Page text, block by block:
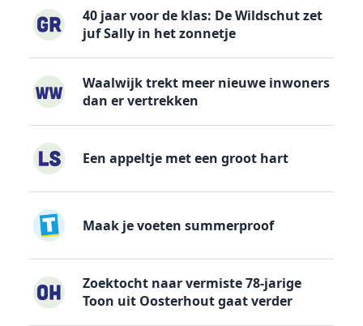
40 jaar voor de klas: De Wildschut zet
juf Sally in het zonnetje
Waalwijk trekt meer nieuwe inwoners
dan er vertrekken
Een appeltje met een groot hart
Maak je voeten summerproof
Zoektocht naar vermiste 78-jarige
Toon uit Oosterhout gaat verder